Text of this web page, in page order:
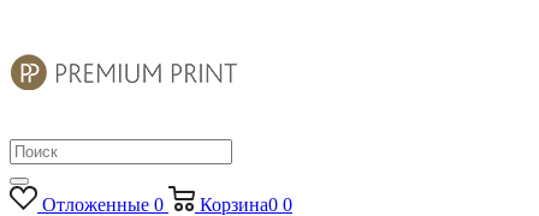
Отложенные 0 Корзина0 0